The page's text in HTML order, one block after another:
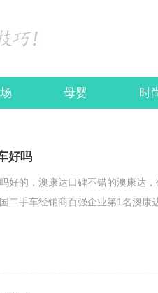
母婴 时
好吗
好的，澳康达口碑不错的澳康达
二手车经销商百强企业第1名澳康